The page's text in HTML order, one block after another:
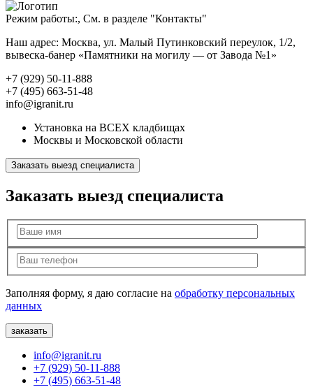
Режим работы:, См. в разделе "Контакты"
Наш адрес: Москва, ул. Малый Путинковский переулок, 1/2,
вывеска-банер «Памятники на могилу — от Завода №1»
+7 (929) 50-11-888
+7 (495) 663-51-48
info@igranit.ru
Установка на ВСЕХ кладбищах
Москвы и Московской области
Заказать выезд специалиста
Заказать выезд специалиста
Заполняя форму, я даю согласие на обработку персональных
данных
info@igranit.ru
+7 (929) 50-11-888
+7 (495) 663-51-48